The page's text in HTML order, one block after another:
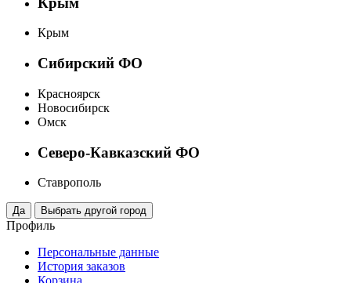
Крым
Сибирский ФО
Красноярск
Новосибирск
Омск
Северо-Кавказский ФО
Ставрополь
Профиль
Персональные данные
История заказов